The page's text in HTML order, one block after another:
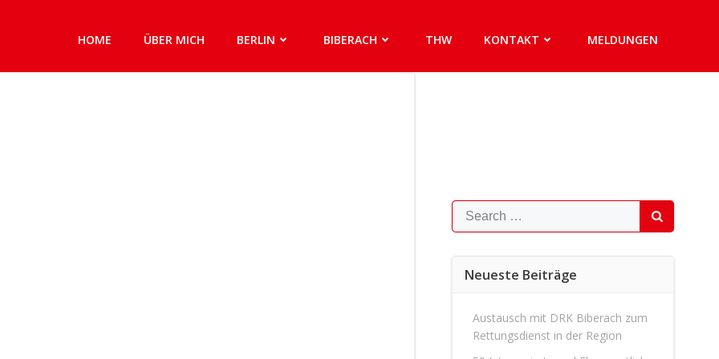
HOME ÜBER MICH BERLIN BIBERACH THW KONTAKT MELDUNGEN
Search
for:
Neueste Beiträge
Austausch mit DRK Biberach zum
Rettungsdienst in der Region